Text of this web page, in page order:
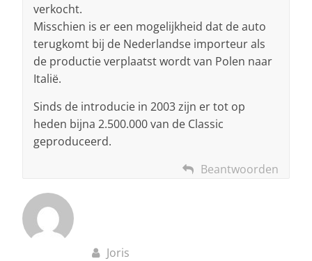
verkocht.
Misschien is er een mogelijkheid dat de auto
terugkomt bij de Nederlandse importeur als
de productie verplaatst wordt van Polen naar
Italië.
Sinds de introducie in 2003 zijn er tot op
heden bijna 2.500.000 van de Classic
geproduceerd.
Beantwoorden
Joris